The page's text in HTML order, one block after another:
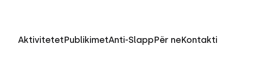
AktivitetetPublikimetAnti-SlappPër neKontakti